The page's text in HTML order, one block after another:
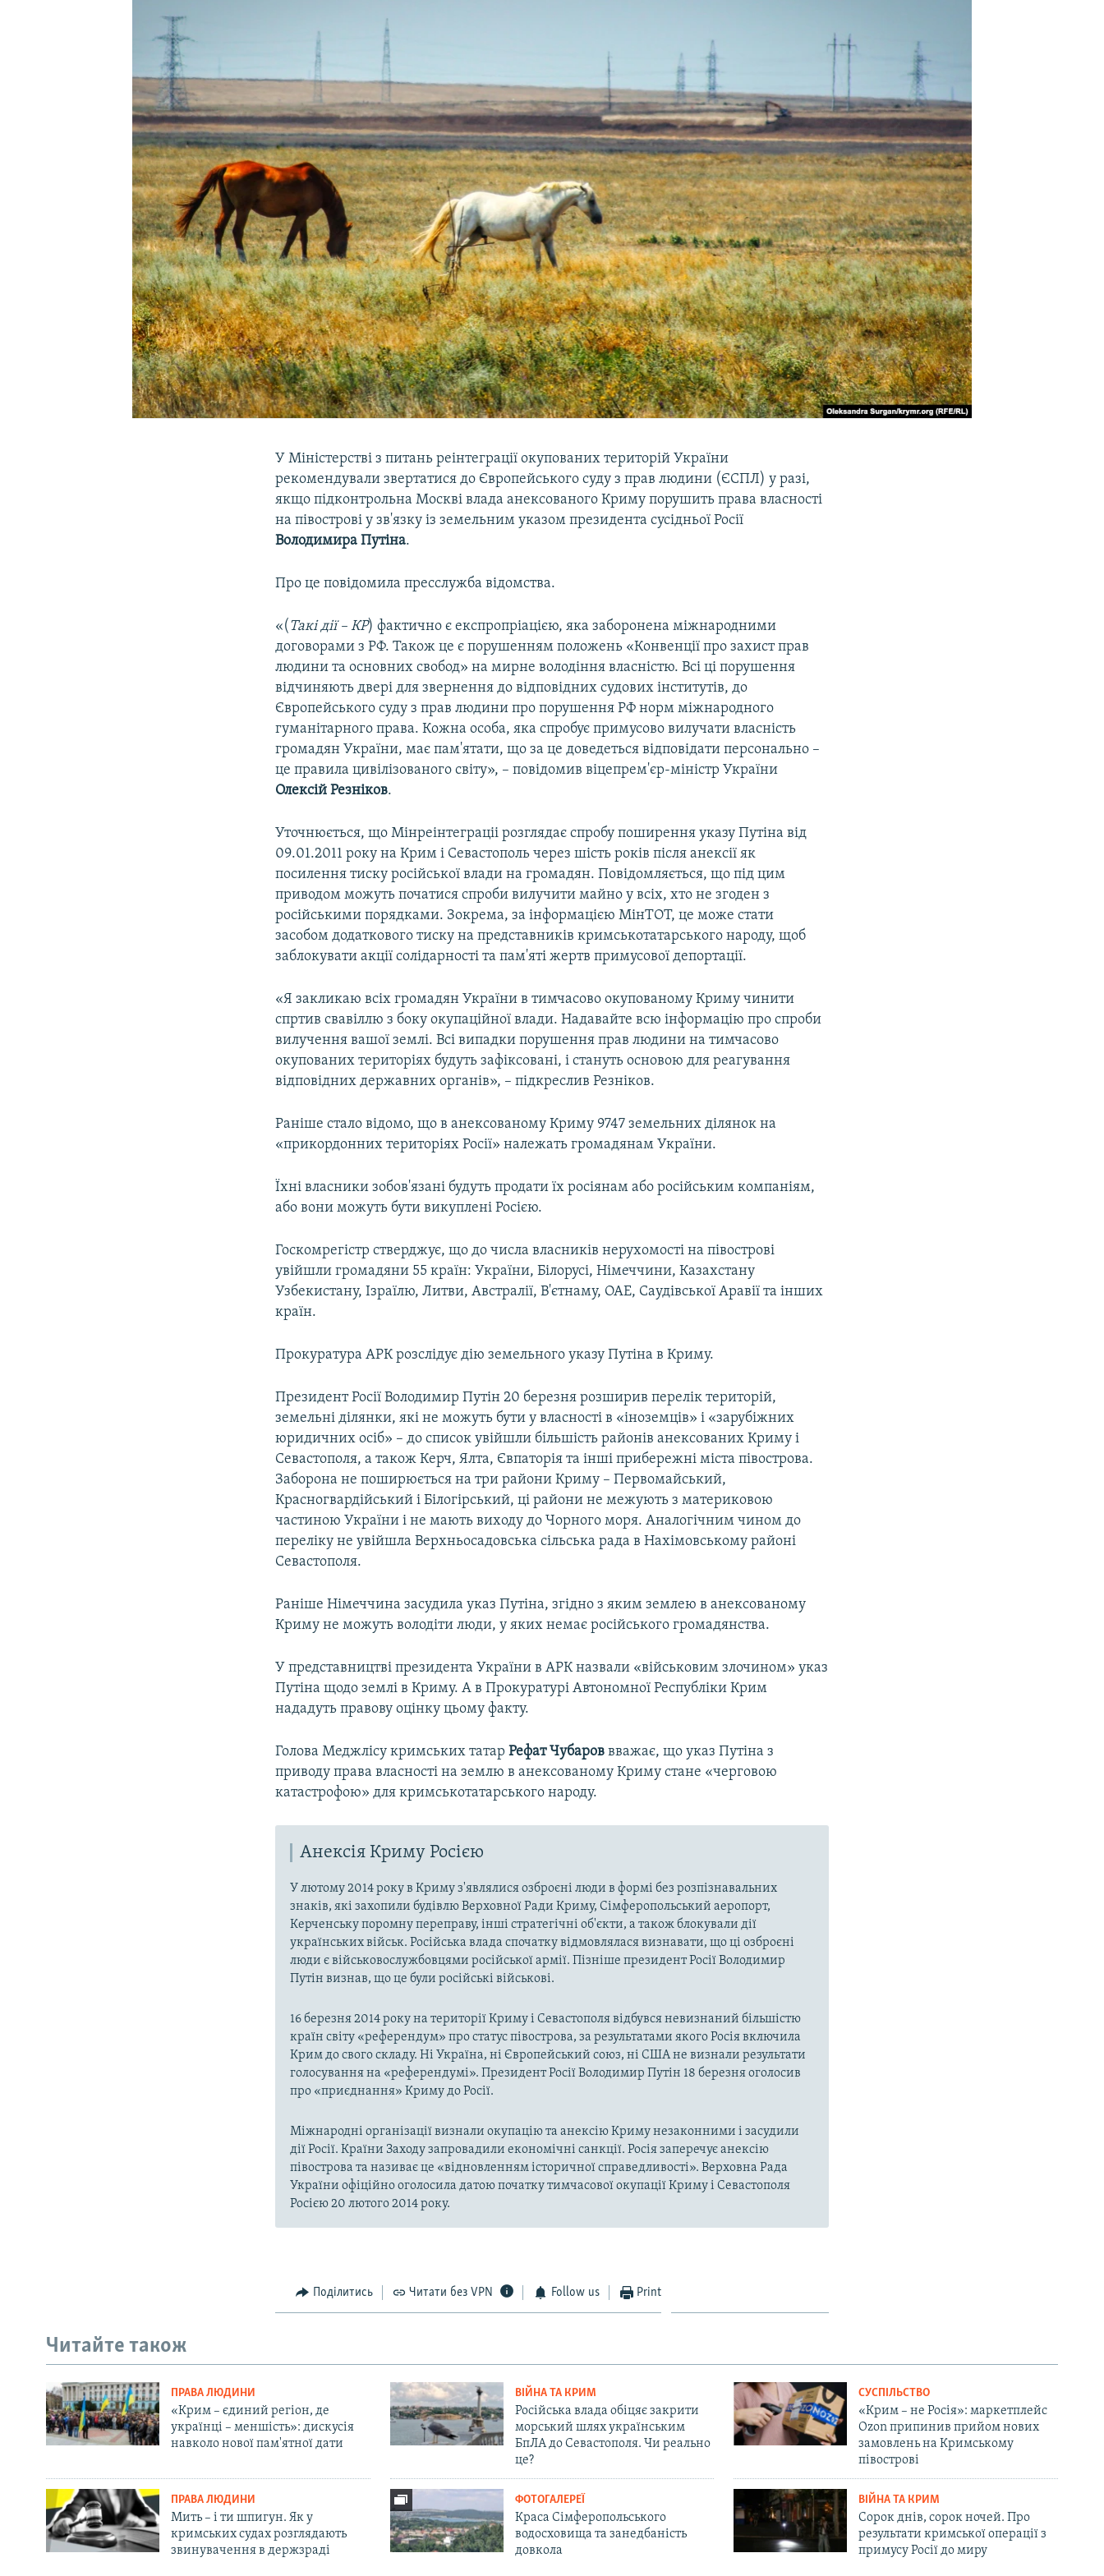
УКРАЇНСЬКА ПРОБЛЕМА КРИМУ
У Міністерстві з питань реінтеграції окупованих територій України
рекомендували звертатися до Європейського суду з прав людини (ЄСПЛ) у разі,
якщо підконтрольна Москві влада анексованого Криму порушить права власності
на півострові у зв'язку із земельним указом президента сусідньої Росії
Володимира Путіна.
Про це повідомила пресслужба відомства.
«( Такі дії – КР) фактично є експропріацією, яка заборонена міжнародними
договорами з РФ. Також це є порушенням положень «Конвенції про захист прав
людини та основних свобод» на мирне володіння власністю. Всі ці порушення
відчиняють двері для звернення до відповідних судових інститутів, до
Європейського суду з прав людини про порушення РФ норм міжнародного
гуманітарного права. Кожна особа, яка спробує примусово вилучати власність
громадян України, має пам'ятати, що за це доведеться відповідати персонально –
це правила цивілізованого світу», – повідомив віцепрем'єр-міністр України
Олексій Резніков.
Уточнюється, що Мінреінтеграціі розглядає спробу поширення указу Путіна від
09.01.2011 року на Крим і Севастополь через шість років після анексії як
посилення тиску російської влади на громадян. Повідомляється, що під цим
приводом можуть початися спроби вилучити майно у всіх, хто не згоден з
російськими порядками. Зокрема, за інформацією МінТОТ, це може стати
засобом додаткового тиску на представників кримськотатарського народу, щоб
заблокувати акції солідарності та пам'яті жертв примусової депортації.
«Я закликаю всіх громадян України в тимчасово окупованому Криму чинити
спртив свавіллю з боку окупаційної влади. Надавайте всю інформацію про спроби
вилучення вашої землі. Всі випадки порушення прав людини на тимчасово
окупованих територіях будуть зафіксовані, і стануть основою для реагування
відповідних державних органів», – підкреслив Резніков.
Раніше стало відомо, що в анексованому Криму 9747 земельних ділянок на
«прикордонних територіях Росії» належать громадянам України.
Їхні власники зобов'язані будуть продати їх росіянам або російським компаніям,
або вони можуть бути викуплені Росією.
Госкомрегістр стверджує, що до числа власників нерухомості на півострові
увійшли громадяни 55 країн: України, Білорусі, Німеччини, Казахстану
Узбекистану, Ізраїлю, Литви, Австралії, В'єтнаму, ОАЕ, Саудівської Аравії та інших
країн.
Прокуратура АРК розслідує дію земельного указу Путіна в Криму.
Президент Росії Володимир Путін 20 березня розширив перелік територій,
земельні ділянки, які не можуть бути у власності в «іноземців» і «зарубіжних
юридичних осіб» – до список увійшли більшість районів анексованих Криму і
Севастополя, а також Керч, Ялта, Євпаторія та інші прибережні міста півострова.
Заборона не поширюється на три райони Криму – Первомайський,
Красногвардійський і Білогірський, ці райони не межують з материковою
частиною України і не мають виходу до Чорного моря. Аналогічним чином до
переліку не увійшла Верхньосадовська сільська рада в Нахімовському районі
Севастополя.
Раніше Німеччина засудила указ Путіна, згідно з яким землею в анексованому
Криму не можуть володіти люди, у яких немає російського громадянства.
У представництві президента України в АРК назвали «військовим злочином» указ
Путіна щодо землі в Криму. А в Прокуратурі Автономної Республіки Крим
нададуть правову оцінку цьому факту.
Голова Меджлісу кримських татарРефат Чубаров вважає, що указ Путіна з
приводу права власності на землю в анексованому Криму стане «черговою
катастрофою» для кримськотатарського народу.
Анексія Криму Росією
У лютому 2014 року в Криму з'являлися озброєні люди в формі без розпізнавальних
знаків, які захопили будівлю Верховної Ради Криму, Сімферопольський аеропорт,
Керченську поромну переправу, інші стратегічні об'єкти, а також блокували дії
українських військ. Російська влада спочатку відмовлялася визнавати, що ці озброєні
люди є військовослужбовцями російської армії. Пізніше президент Росії Володимир
Путін визнав, що це були російські військові.
16 березня 2014 року на території Криму і Севастополя відбувся невизнаний більшістю
країн світу «референдум» про статус півострова, за результатами якого Росія включила
Крим до свого складу. Ні Україна, ні Європейський союз, ні США не визнали результати
голосування на «референдумі». Президент Росії Володимир Путін 18 березня оголосив
про «приєднання» Криму до Росії.
Міжнародні організації визнали окупацію та анексію Криму незаконними і засудили
дії Росії. Країни Заходу запровадили економічні санкції. Росія заперечує анексію
півострова та називає це «відновленням історичної справедливості». Верховна Рада
України офіційно оголосила датою початку тимчасової окупації Криму і Севастополя
Росією 20 лютого 2014 року.
Поділитись Читати без VPN Follow us Print
Читайте також
ПРАВА ЛЮДИНИ
«Крим – єдиний регіон, де
українці – меншість»: дискусія
навколо нової пам'ятної дати
ВІЙНА ТА КРИМ
Російська влада обіцяє закрити
морський шлях українським
БпЛА до Севастополя. Чи реально
це?
СУСПІЛЬСТВО
«Крим – не Росія»: маркетплейс
Ozon припинив прийом нових
замовлень на Кримському
півострові
ПРАВА ЛЮДИНИ
Мить – і ти шпигун. Як у
кримських судах розглядають
звинувачення в держзраді
ФОТОГАЛЕРЕЇ
Краса Сімферопольського
водосховища та занедбаність
довкола
ВІЙНА ТА КРИМ
Сорок днів, сорок ночей. Про
результати кримської операції з
примусу Росії до миру